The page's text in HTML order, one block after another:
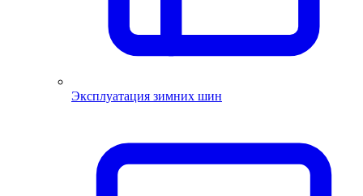
Эксплуатация зимних шин